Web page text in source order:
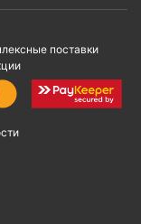
поставки